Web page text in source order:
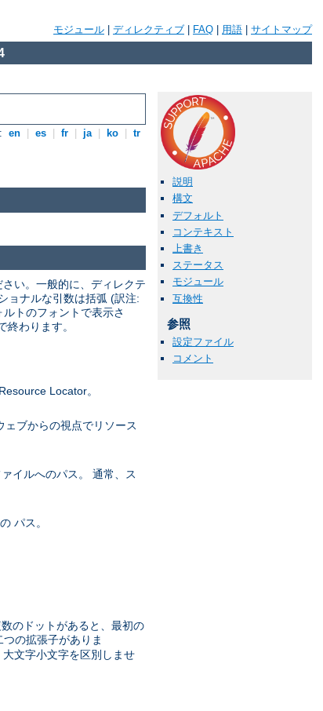
モジュール ディレクティブ FAQ 用語 サイトマップ
en es fr ja ko tr
説明
構文
デフォルト
コンテキスト
上書き
ステータス
モジュール
互換性
参照
設定ファイル
コメント
い。一般的に、ディレクテ
ョナルな引数は括弧 (訳注:
トのフォントで表示さ
わります。
Locator。
ブからの視点でリソース
イルへのパス。 通常、ス
パス。
のドットがあると、最初の
つの拡張子がありま
大文字小文字を区別しませ